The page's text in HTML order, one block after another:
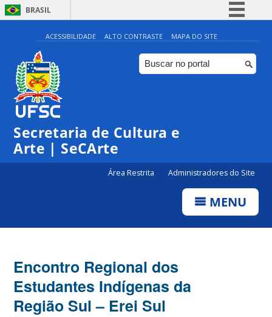
BRASIL
Simplifique!
Comunica BR
Participe
ACESSIBILIDADE ALTO CONTRASTE MAPA DO SITE
Secretaria de Cultura e
Arte | SeCArte
Área Restrita Administradores do Site
MENU
Encontro Regional dos
Estudantes Indígenas da
Região Sul – Erei Sul